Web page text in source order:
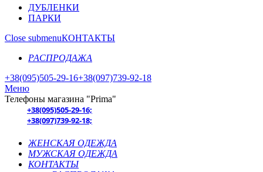
ДУБЛЕНКИ
ПАРКИ
Close submenuКОНТАКТЫ
РАСПРОДАЖА
+38(095)505-29-16+38(097)739-92-18
Меню
Телефоны магазина "Prima"
+38(095)505-29-16;
+38(097)739-92-18;
ЖЕНСКАЯ ОДЕЖДА
МУЖСКАЯ ОДЕЖДА
КОНТАКТЫ